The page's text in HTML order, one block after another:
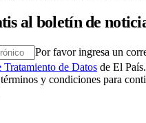
al boletín de
Por favor ingresa un
Tratamiento de Datos de El País.
y condiciones para